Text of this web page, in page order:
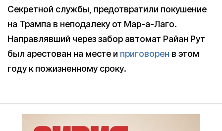
Секретной службы, предотвратили покушение
на Трампа в неподалеку от Мар-а-Лаго.
Направлявший через забор автомат Райан Рут
был арестован на месте и приговорен в этом
году к пожизненному сроку.